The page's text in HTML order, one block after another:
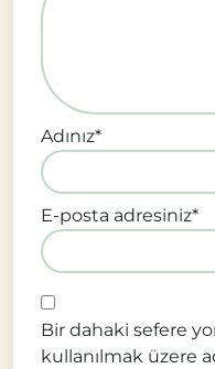
Adınız*
E-posta adresiniz*
Bir dahaki sefere
kullanılmak üzere